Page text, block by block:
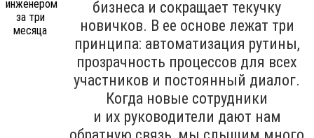
бизнеса и сокращает текучку
новичков. В ее основе лежат три
принципа: автоматизация рутины,
прозрачность процессов для всех
участников и постоянный диалог.
Когда новые сотрудники
и их руководители дают нам
обратную связь, мы слышим много